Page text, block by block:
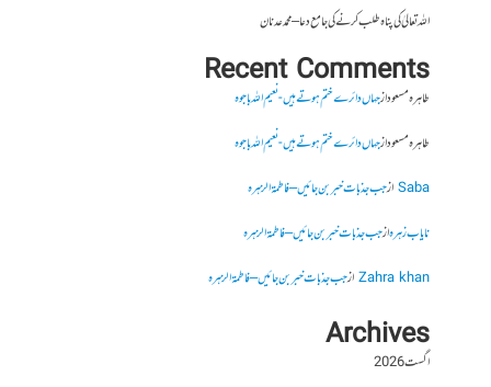
اللہ تعالیٰ کی پناہ طلب کرنے کی جامع دعا – محمد عدنان
Recent Comments
طاہرہ مسعودازجہاں دائرے ختم ہوتے ہیں- نعیم اللہ باجوہ
طاہرہ مسعودازجہاں دائرے ختم ہوتے ہیں- نعیم اللہ باجوہ
Sabaازجب جذبات خبر بن جائیں – فاطمۃالزہرہ
نایاب زہرہازجب جذبات خبر بن جائیں – فاطمۃالزہرہ
Zahra khanازجب جذبات خبر بن جائیں – فاطمۃالزہرہ
Archives
اگست 2026